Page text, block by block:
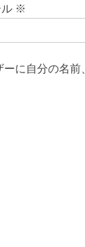
※
に自分の名前